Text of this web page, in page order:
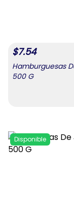
$7.54
Hamburguesas
500 G
Disponible